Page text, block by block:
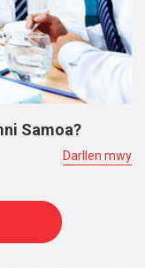
Samoa?
Darllen mwy